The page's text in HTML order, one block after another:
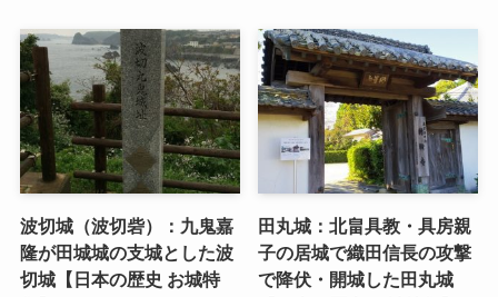
波切城（波切砦）：九鬼嘉
隆が田城城の支城とした波
切城【日本の歴史 お城特
田丸城：北畠具教・具房親
子の居城で織田信長の攻撃
で降伏・開城した田丸城